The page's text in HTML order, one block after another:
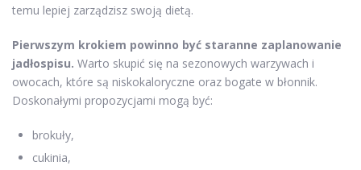
temu lepiej zarządzisz swoją dietą.
Pierwszym krokiem powinno być staranne zaplanowanie
jadłospisu. Warto skupić się na sezonowych warzywach i
owocach, które są niskokaloryczne oraz bogate w błonnik.
Doskonałymi propozycjami mogą być:
brokuły,
cukinia,